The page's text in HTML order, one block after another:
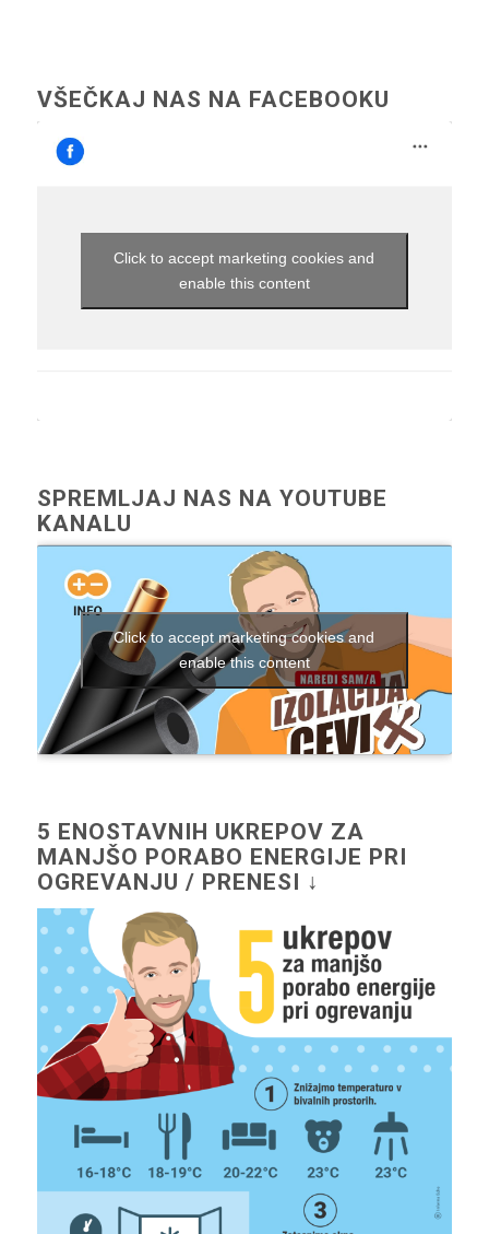
VŠEČKAJ NAS NA FACEBOOKU
Click to accept marketing cookies and
enable this content
SPREMLJAJ NAS NA YOUTUBE
KANALU
Click to accept marketing cookies and
enable this content
5 ENOSTAVNIH UKREPOV ZA
MANJŠO PORABO ENERGIJE PRI
OGREVANJU / PRENESI ↓